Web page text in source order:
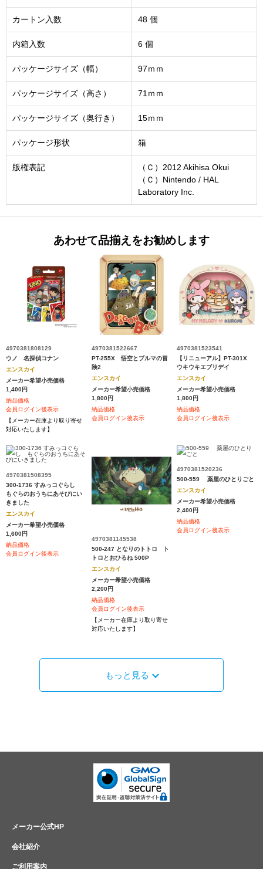
カートン入数 48 個
内箱入数 6 個
パッケージサイズ（幅） 97ｍｍ
パッケージサイズ（高さ） 71ｍｍ
パッケージサイズ（奥行き） 15ｍｍ
パッケージ形状 箱
版権表記
（Ｃ）2012 Akihisa Okui
（Ｃ）Nintendo / HAL
Laboratory Inc.
あわせて品揃えをお勧めします
4970381808129
ウノ 名探偵コナン
エンスカイ
メーカー希望小売価格
1,400円
納品価格
会員ログイン後表示
【メーカー在庫より取り寄せ
対応いたします】
4970381522667
PT-255X 悟空とブルマの冒
険2
エンスカイ
メーカー希望小売価格
1,800円
納品価格
会員ログイン後表示
4970381523541
【リニューアル】PT-301X
ウキウキエブリデイ
エンスカイ
メーカー希望小売価格
1,800円
納品価格
会員ログイン後表示
4970381508395
300-1736 すみっコぐらし
もぐらのおうちにあそびにい
きました
エンスカイ
メーカー希望小売価格
1,600円
納品価格
会員ログイン後表示
4970381145538
500-247 となりのトトロ ト
トロとおひるね 500P
エンスカイ
メーカー希望小売価格
2,200円
納品価格
会員ログイン後表示
【メーカー在庫より取り寄せ
対応いたします】
4970381520236
500-559 薬屋のひとりごと
エンスカイ
メーカー希望小売価格
2,400円
納品価格
会員ログイン後表示
もっと見る
メーカー公式HP
会社紹介
ご利用案内